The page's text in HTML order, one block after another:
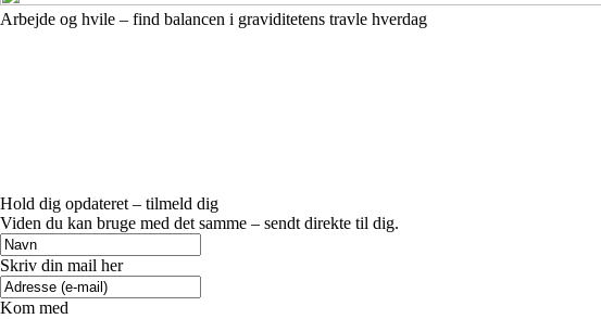
Arbejde og hvile – find balancen i graviditetens travle hverdag
Hold dig opdateret – tilmeld dig
Viden du kan bruge med det samme – sendt direkte til dig.
Skriv din mail her
Kom med